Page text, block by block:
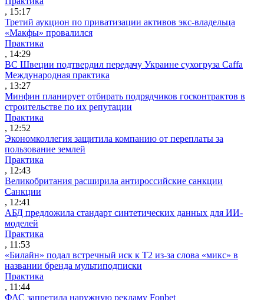
, 15:17
Третий аукцион по приватизации активов экс-владельца
«Макфы» провалился
Практика
, 14:29
ВС Швеции подтвердил передачу Украине сухогруза Caffa
Международная практика
, 13:27
Минфин планирует отбирать подрядчиков госконтрактов в
строительстве по их репутации
Практика
, 12:52
Экономколлегия защитила компанию от переплаты за
пользование землей
Практика
, 12:43
Великобритания расширила антироссийские санкции
Санкции
, 12:41
АБД предложила стандарт синтетических данных для ИИ-
моделей
Практика
, 11:53
«Билайн» подал встречный иск к Т2 из-за слова «микс» в
названии бренда мультиподписки
Практика
, 11:44
ФАС запретила наружную рекламу Fonbet